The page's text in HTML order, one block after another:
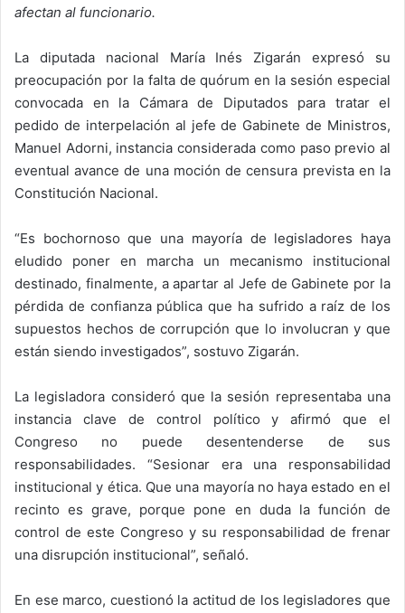
afectan al funcionario.
La diputada nacional María Inés Zigarán expresó su
preocupación por la falta de quórum en la sesión especial
convocada en la Cámara de Diputados para tratar el
pedido de interpelación al jefe de Gabinete de Ministros,
Manuel Adorni, instancia considerada como paso previo al
eventual avance de una moción de censura prevista en la
Constitución Nacional.
“Es bochornoso que una mayoría de legisladores haya
eludido poner en marcha un mecanismo institucional
destinado, finalmente, a apartar al Jefe de Gabinete por la
pérdida de confianza pública que ha sufrido a raíz de los
supuestos hechos de corrupción que lo involucran y que
están siendo investigados”, sostuvo Zigarán.
La legisladora consideró que la sesión representaba una
instancia clave de control político y afirmó que el
Congreso no puede desentenderse de sus
responsabilidades. “Sesionar era una responsabilidad
institucional y ética. Que una mayoría no haya estado en el
recinto es grave, porque pone en duda la función de
control de este Congreso y su responsabilidad de frenar
una disrupción institucional”, señaló.
En ese marco, cuestionó la actitud de los legisladores que